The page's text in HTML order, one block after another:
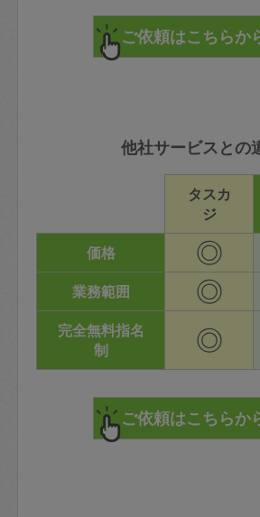
他社サービスとの
タスカ
ジ
価格
◎
業務範囲 ◎
完全無料指名
制
◎